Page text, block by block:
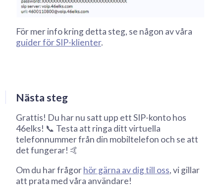
För mer info kring detta steg, se någon av våra
guider för SIP-klienter.
Nästa steg
Grattis! Du har nu satt upp ett SIP-konto hos
46elks! 📞 Testa att ringa ditt virtuella
telefonnummer från din mobiltelefon och se att
det fungerar! 🤙
Om du har frågorhör gärna av dig till oss, vi gillar
att prata med våra användare!